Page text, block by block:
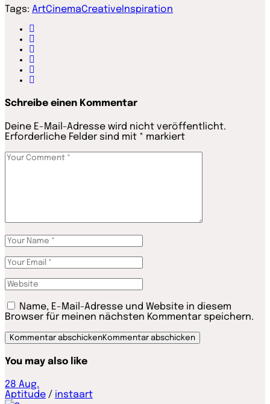
Tags: ArtCinemaCreative Inspiration
Schreibe einen Kommentar
Deine E-Mail-Adresse wird nicht veröffentlicht.
Erforderliche Felder sind mit * markiert
Name, E-Mail-Adresse und Website in diesem
Browser für meinen nächsten Kommentar speichern.
Kommentar abschickenKommentar abschicken
You may also like
28 Aug.
Aptitude / instaart